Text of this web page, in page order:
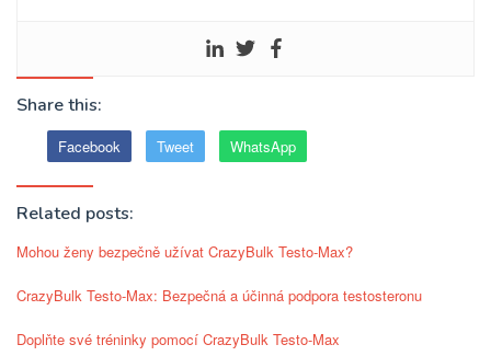
Share this:
Facebook Tweet WhatsApp
Related posts:
Mohou ženy bezpečně užívat CrazyBulk Testo-Max?
CrazyBulk Testo-Max: Bezpečná a účinná podpora testosteronu
Doplňte své tréninky pomocí CrazyBulk Testo-Max